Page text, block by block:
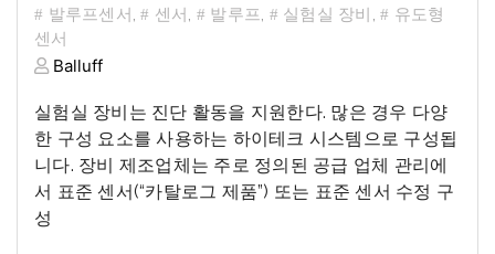
발루프센서, 센서, 발루프, 실험실 장비 ,
유도형
센서
Balluff
실험실 장비는 진단 활동을 지원한다. 많은 경우 다양
한 구성 요소를 사용하는 하이테크 시스템으로 구성됩
니다. 장비 제조업체는 주로 정의된 공급 업체 관리에
서 표준 센서(“카탈로그 제품”) 또는 표준 센서 수정 구
성